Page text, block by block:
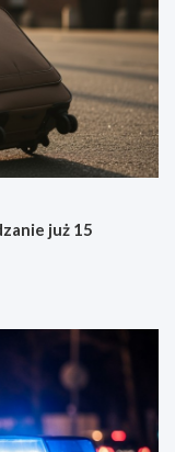
już 15